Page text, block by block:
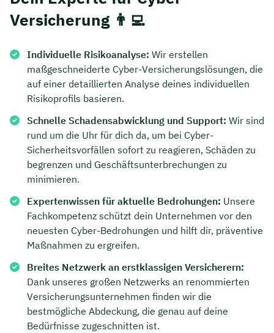
Versicherung 👨‍💻
Individuelle Risikoanalyse: Wir erstellen
maßgeschneiderte Cyber-Versicherungslösungen, die
auf einer detaillierten Analyse deines individuellen
Risikoprofils basieren.
Schnelle Schadensabwicklung und Support: Wir sind
rund um die Uhr für dich da, um bei Cyber-
Sicherheitsvorfällen sofort zu reagieren, Schäden zu
begrenzen und Geschäftsunterbrechungen zu
minimieren.
Expertenwissen für aktuelle Bedrohungen: Unsere
Fachkompetenz schützt dein Unternehmen vor den
neuesten Cyber-Bedrohungen und hilft dir, präventive
Maßnahmen zu ergreifen.
Breites Netzwerk an erstklassigen Versicherern:
Dank unseres großen Netzwerks an renommierten
Versicherungsunternehmen finden wir die
bestmögliche Abdeckung, die genau auf deine
Bedürfnisse zugeschnitten ist.
Dauer: ca. 30 Minuten
🗓️ Wählen Sie jetzt Ihren Wunschtermin:
Meeting buchen